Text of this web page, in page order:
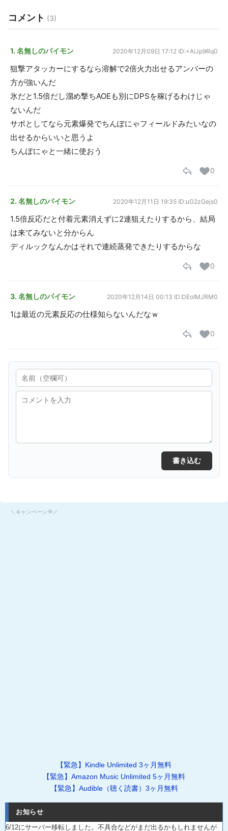
コメント (3)
1. 名無しのパイモン 2020年12月09日 17:12 ID:+AiJp9Rq0
狙撃アタッカーにするなら溶解で2倍火力出せるアンバーの
方が強いんだ
氷だと1.5倍だし溜め撃ちAOEも別にDPSを稼げるわけじゃ
ないんだ
サポとしてなら元素爆発でちんぽにゃフィールドみたいなの
出せるからいいと思うよ
ちんぽにゃと一緒に使おう
0
2. 名無しのパイモン 2020年12月11日 19:35 ID:uG2zGejs0
1.5倍反応だと付着元素消えずに2連狙えたりするから、結局
は来てみないと分からん
ディルックなんかはそれで連続蒸発できたりするからな
0
3. 名無しのパイモン 2020年12月14日 00:13 ID:DEoIMJRM0
1は最近の元素反応の仕様知らないんだなｗ
0
書き込む
＼キャンペーン中／
【緊急】Kindle Unlimited 3ヶ月無料
【緊急】Amazon Music Unlimited 5ヶ月無料
【緊急】Audible（聴く読書）3ヶ月無料
お知らせ
6/12にサーバー移転しました。不具合などがまだ出るかもしれませんが